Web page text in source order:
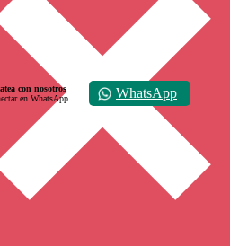
con nosotros
en WhatsApp
WhatsApp